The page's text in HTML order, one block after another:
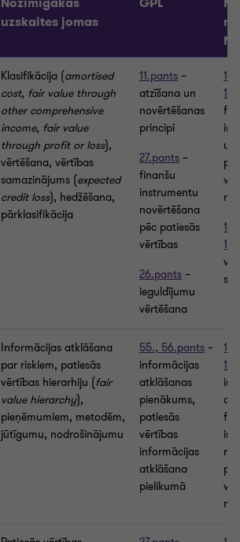
uzskaites jomas
Klasifikācija (amortised
cost, fair value through
other comprehensive
income, fair value
through profit or loss),
vērtēšana, vērtības
samazinājums (expected
credit loss), hedžēšana,
pārklasifikācija
11.pants –
atzīšana un
novērtēšanas
principi
27.pants –
finanšu
instrumentu
novērtēšana
pēc patiesās
vērtības
26.pants –
ieguldījumu
vērtēšana
118.
Informācijas atklāšana
par riskiem, patiesās
vērtības hierarhiju (fair
value hierarchy),
pieņēmumiem, metodēm,
jūtīgumu, nodrošinājumu
55., 56.pants –
informācijas
atklāšanas
pienākums,
patiesās
vērtības
informācijas
atklāšana
pielikumā